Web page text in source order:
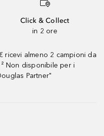
Click & Collect
in 2 ore
ricevi almeno 2 campioni da
Non disponibile per i
Partner"